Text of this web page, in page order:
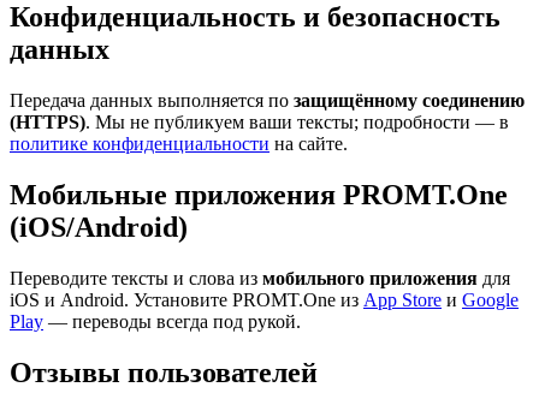
Конфиденциальность и безопасность
данных
Передача данных выполняется по защищённому соединению
(HTTPS). Мы не публикуем ваши тексты; подробности — в
политике конфиденциальности на сайте.
Мобильные приложения PROMT.One
(iOS/Android)
Переводите тексты и слова из мобильного приложения для
iOS и Android. Установите PROMT.One из App Store и Google
Play — переводы всегда под рукой.
Отзывы пользователей